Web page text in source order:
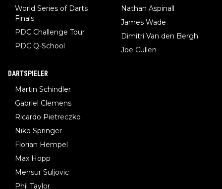
World Series of Darts
Finals
PDC Challenge Tour
PDC Q-School
Nathan Aspinall
James Wade
Dimitri Van den Bergh
Joe Cullen
DARTSPIELER
Martin Schindler
Gabriel Clemens
Ricardo Pietreczko
Niko Springer
Florian Hempel
Max Hopp
Mensur Suljovic
Phil Taylor